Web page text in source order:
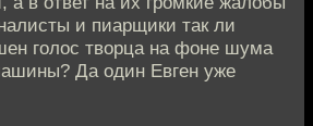
и пиарщики так ли
голос творца на фоне шума
Да один Евген уже